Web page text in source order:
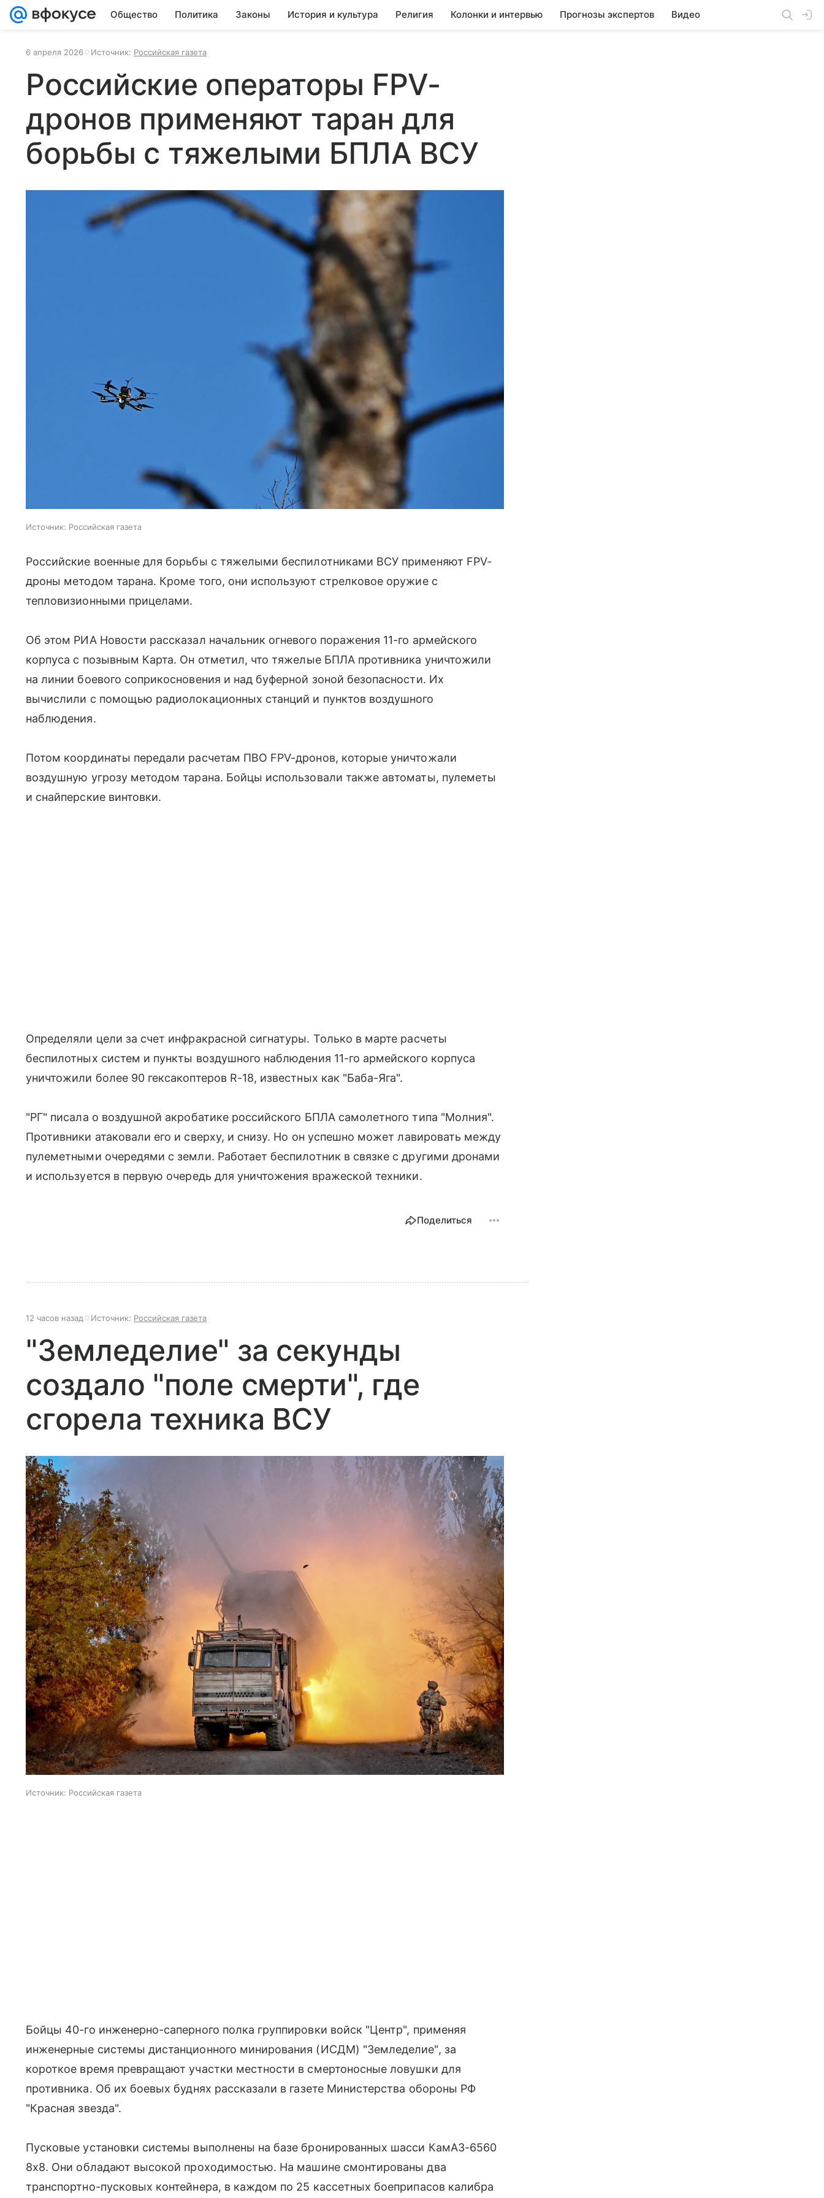
Общество Политика Законы История и культура Религия Колонки и интервью Прогнозы экспертов Видео
6 апреля 2026 Источник: Российская газета
Российские операторы FPV-
дронов применяют таран для
борьбы с тяжелыми БПЛА ВСУ
Источник: Российская газета
Российские военные для борьбы с тяжелыми беспилотниками ВСУ применяют FPV-
дроны методом тарана. Кроме того, они используют стрелковое оружие с
тепловизионными прицелами.
Об этом РИА Новости рассказал начальник огневого поражения 11-го армейского
корпуса с позывным Карта. Он отметил, что тяжелые БПЛА противника уничтожили
на линии боевого соприкосновения и над буферной зоной безопасности. Их
вычислили с помощью радиолокационных станций и пунктов воздушного
наблюдения.
Потом координаты передали расчетам ПВО FPV-дронов, которые уничтожали
воздушную угрозу методом тарана. Бойцы использовали также автоматы, пулеметы
и снайперские винтовки.
Определяли цели за счет инфракрасной сигнатуры. Только в марте расчеты
беспилотных систем и пункты воздушного наблюдения 11-го армейского корпуса
уничтожили более 90 гексакоптеров R-18, известных как "Баба-Яга".
"РГ" писала о воздушной акробатике российского БПЛА самолетного типа "Молния".
Противники атаковали его и сверху, и снизу. Но он успешно может лавировать между
пулеметными очередями с земли. Работает беспилотник в связке с другими дронами
и используется в первую очередь для уничтожения вражеской техники.
Поделиться
12 часов назад Источник: Российская газета
"Земледелие" за секунды
создало "поле смерти", где
сгорела техника ВСУ
Источник: Российская газета
Бойцы 40-го инженерно-саперного полка группировки войск "Центр", применяя
инженерные системы дистанционного минирования (ИСДМ) "Земледелие", за
короткое время превращают участки местности в смертоносные ловушки для
противника. Об их боевых буднях рассказали в газете Министерства обороны РФ
"Красная звезда".
Пусковые установки системы выполнены на базе бронированных шасси КамАЗ-6560
8х8. Они обладают высокой проходимостью. На машине смонтированы два
транспортно-пусковых контейнера, в каждом по 25 кассетных боеприпасов калибра